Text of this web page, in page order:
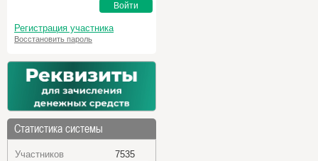
Войти
Регистрация участника
Восстановить пароль
Статистика системы
Участников
7535